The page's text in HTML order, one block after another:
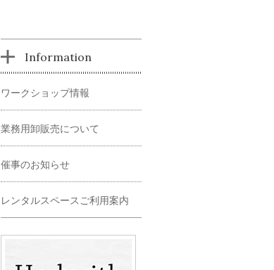
Information
ワークショップ情報
業務用卸販売について
催事のお知らせ
レンタルスペースご利用案内